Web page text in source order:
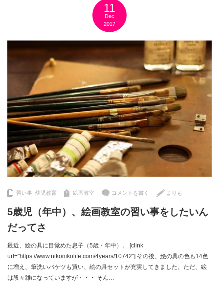
11
Dec
2017
習い事 幼児教育 絵画教室 コメントを書く まりも
5歳児（年中）、絵画教室の習い事をしたいん
だってさ
最近、絵の具に目覚めた息子（5歳・年中）。 [clink
url="https://www.nikonikolife.com/4years/10742"] その後、絵の具の色も14色
に増え、筆洗いバケツも買い、絵の具セットが充実してきました。ただ、絵
は段々雑になっていますが・・・ そん…